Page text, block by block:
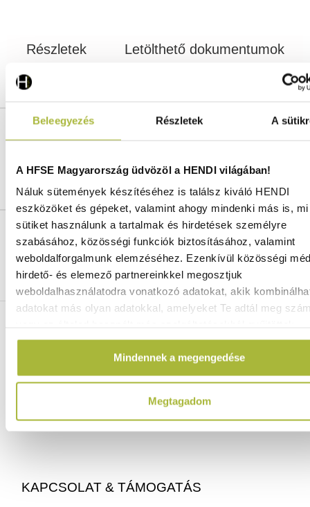
Beleegyezés Részletek A
A HFSE Magyarország üdvözöl a HENDI világában!
Náluk sütemények készítéséhez is találsz kiváló HENDI
eszközöket és gépeket, valamint ahogy mindenki más is,
sütiket használunk a tartalmak és hirdetések személyre
szabásához, közösségi funkciók biztosításához, valamint
weboldalforgalmunk elemzéséhez. Ezenkívül közösségi
hirdető- és elemező partnereinkkel megosztjuk
weboldalhasználatodra vonatkozó adatokat, akik
adatokat más olyan adatokkal, amelyeket Te adtál meg
Mindennek a megengedése
Megtagadom
Részletek
Letölthető dokumentumok
Cikkszám:513170
Gyártó:HENDI
Vámtarifaszám:48239085
Ingyenes szállítás 25 000 Ft felett
Szállítás akár 1 munkanapon belül
Mindig a legkedvezőbb HENDI árak
Több mint 2000 termék raktáron
06 (1) 770 1100
KAPCSOLAT & TÁMOGATÁS